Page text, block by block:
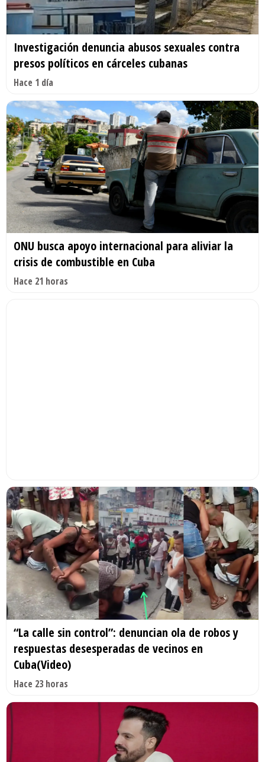
Investigación denuncia abusos sexuales contra
presos políticos en cárceles cubanas
Hace 1 día
ONU busca apoyo internacional para aliviar la
crisis de combustible en Cuba
Hace 21 horas
“La calle sin control”: denuncian ola de robos y
respuestas desesperadas de vecinos en
Cuba(Video)
Hace 23 horas